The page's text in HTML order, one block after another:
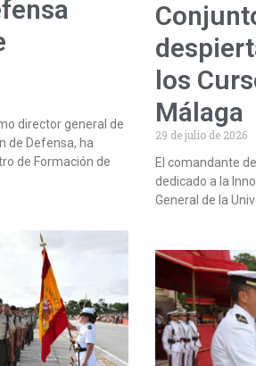
director general de
de Defensa, ha
de Formación de
los
Málaga
29 de julio de 2026
El comandante
dedicado a la
General de la